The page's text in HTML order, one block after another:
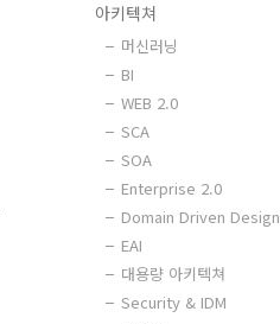
아키텍쳐
머신러닝
BI
WEB 2.0
SCA
SOA
Enterprise 2.0
Domain Driven Design
EAI
대용량 아키텍쳐
Security & IDM